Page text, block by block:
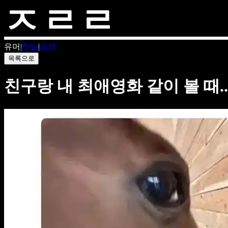
유머 |핫딜|검색
목록으로
친구랑 내 최애영화 같이 볼 때